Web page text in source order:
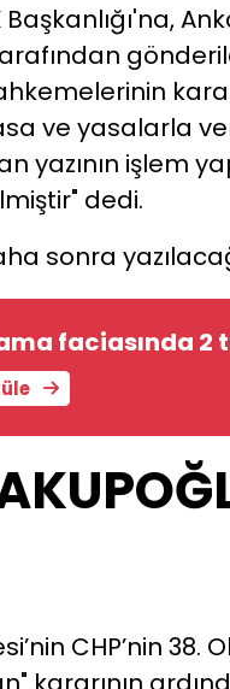
ve yasalarla
yazının işlem
dedi.
sonra
faciasında 2
CHP’nin 38.